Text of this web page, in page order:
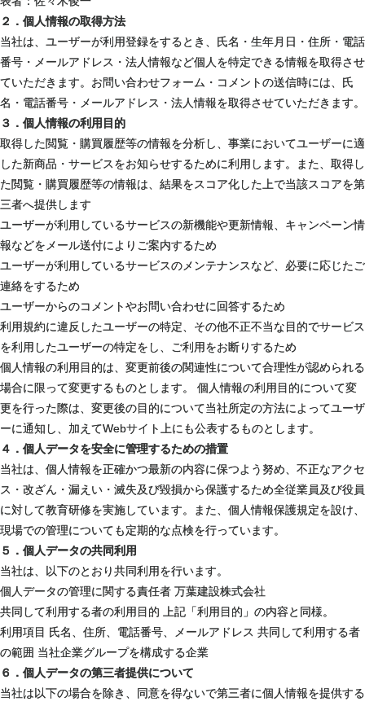
２．個人情報の取得方法
当社は、ユーザーが利用登録をするとき、氏名・生年月日・住所・電話
番号・メールアドレス・法人情報など個人を特定できる情報を取得させ
ていただきます。お問い合わせフォーム・コメントの送信時には、氏
名・電話番号・メールアドレス・法人情報を取得させていただきます。
３．個人情報の利用目的
取得した閲覧・購買履歴等の情報を分析し、事業においてユーザーに適
した新商品・サービスをお知らせするために利用します。また、取得し
た閲覧・購買履歴等の情報は、結果をスコア化した上で当該スコアを第
三者へ提供します
ユーザーが利用しているサービスの新機能や更新情報、キャンペーン情
報などをメール送付によりご案内するため
ユーザーが利用しているサービスのメンテナンスなど、必要に応じたご
連絡をするため
ユーザーからのコメントやお問い合わせに回答するため
利用規約に違反したユーザーの特定、その他不正不当な目的でサービス
を利用したユーザーの特定をし、ご利用をお断りするため
個人情報の利用目的は、変更前後の関連性について合理性が認められる
場合に限って変更するものとします。 個人情報の利用目的について変
更を行った際は、変更後の目的について当社所定の方法によってユーザ
ーに通知し、加えてWebサイト上にも公表するものとします。
４．個人データを安全に管理するための措置
当社は、個人情報を正確かつ最新の内容に保つよう努め、不正なアクセ
ス・改ざん・漏えい・滅失及び毀損から保護するため全従業員及び役員
に対して教育研修を実施しています。また、個人情報保護規定を設け、
現場での管理についても定期的な点検を行っています。
５．個人データの共同利用
当社は、以下のとおり共同利用を行います。
個人データの管理に関する責任者 万葉建設株式会社
共同して利用する者の利用目的 上記「利用目的」の内容と同様。
利用項目 氏名、住所、電話番号、メールアドレス 共同して利用する者
の範囲 当社企業グループを構成する企業
６．個人データの第三者提供について
当社は以下の場合を除き、同意を得ないで第三者に個人情報を提供する